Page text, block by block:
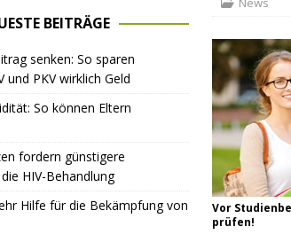
Vor
prüfen!
BEITRÄGE
senken: So sparen
und PKV wirklich Geld
So können Eltern
fordern günstigere
HIV-Behandlung
Hilfe für die Bekämpfung von